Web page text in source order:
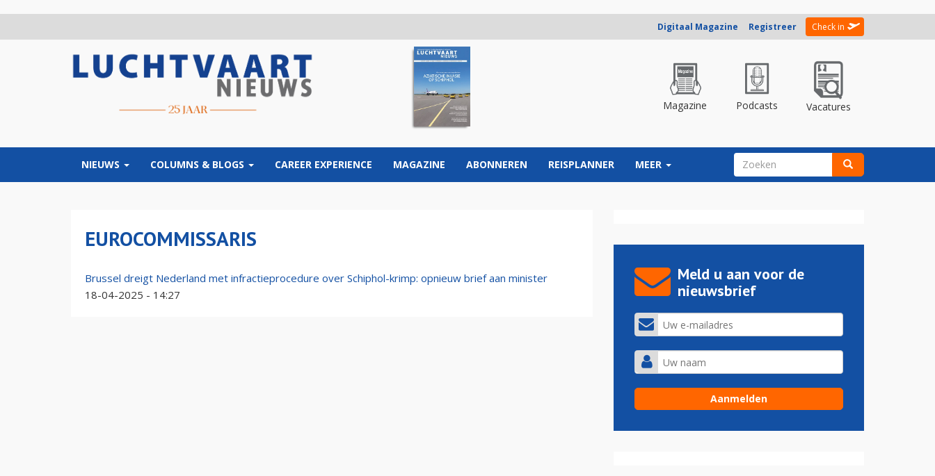
Digitaal Magazine Registreer Check in
Magazine Podcasts Vacatures
NIEUWS COLUMNS & BLOGS CAREER EXPERIENCE MAGAZINE ABONNEREN REISPLANNER MEER ZOEKVELD
EUROCOMMISSARIS
Brussel dreigt Nederland met infractieprocedure over Schiphol-krimp: opnieuw brief aan minister
18-04-2025 - 14:27
Meld u aan voor de
nieuwsbrief